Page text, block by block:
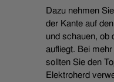
Dazu nehmen
der Kante auf
und schauen, ob
aufliegt. Bei
sollten Sie den
Elektroherd